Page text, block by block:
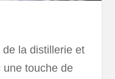
la distillerie et
une touche de